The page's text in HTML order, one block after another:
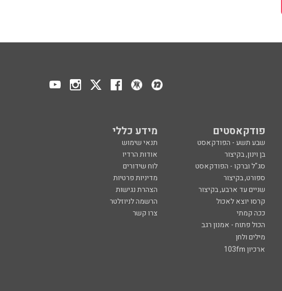
פודקאסטים מידע כללי
שבע תשע - הפודקאסט
תנאי שימוש
בן וינון, בקיצור
אודות הרדיו
סג"ל וברקו - הפודקאסט
לוח שידורים
ספורט, בקיצור
מדיניות פרטיות
שניים עד ארבע, בקיצור
הצהרת נגישות
קרסו יוצא לאכול
הרשמה לניוזלטר
ככה קמתי
צרו קשר
הכול פתוח - אמנון רגב
מילים ולחן
ארכיון 103fm